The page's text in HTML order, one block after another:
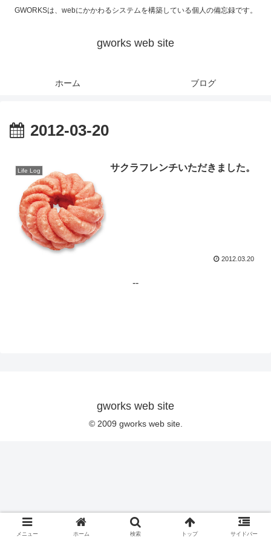
GWORKSは、webにかかわるシステムを構築している個人の備忘録です。
gworks web site
ホーム ブログ
2012-03-20
Life Log サクラフレンチいただきました。
2012.03.20
--
gworks web site
© 2009 gworks web site.
メニュー ホーム 検索 トップ サイドバー